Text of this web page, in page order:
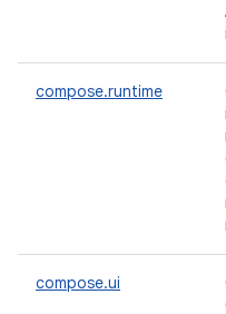
compose.runtime
compose.ui